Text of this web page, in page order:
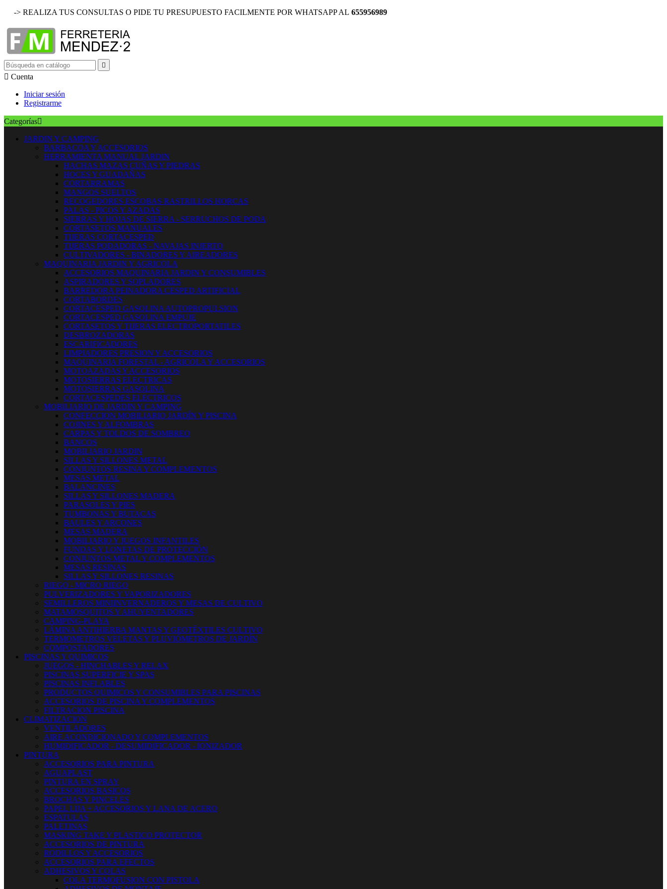
-> REALIZA TUS CONSULTAS O PIDE TU PRESUPUESTO FACILMENTE POR WHATSAPP AL 655956989

 Cuenta
Iniciar sesión
Registrarme
Categorías
JARDIN Y CAMPING
BARBACOA Y ACCESORIOS
HERRAMIENTA MANUAL JARDIN
HACHAS MAZAS CUÑAS Y PIEDRAS
HOCES Y GUADAÑAS
CORTARRAMAS
MANGOS SUELTOS
RECOGEDORES ESCOBAS RASTRILLOS HORCAS
PALAS - PICOS Y AZADAS
SIERRAS Y HOJAS DE SIERRA - SERRUCHOS DE PODA
CORTASETOS MANUALES
TIJERAS CORTACESPED
TIJERAS PODADORAS - NAVAJAS INJERTO
CULTIVADORES - BINADORES Y AIREADORES
MAQUINARIA JARDIN Y AGRICOLA
ACCESORIOS MAQUINARIA JARDIN Y CONSUMIBLES
ASPIRADORES Y SOPLADORES
BARREDORA PEINADORA CESPED ARTIFICIAL
CORTABORDES
CORTACESPED GASOLINA AUTOPROPULSION
CORTACESPED GASOLINA EMPUJE
CORTASETOS Y TIJERAS ELECTROPORTATILES
DESBROZADORAS
ESCARIFICADORES
LIMPIADORES PRESION Y ACCESORIOS
MAQUINARIA FORESTAL - AGRICOLA Y ACCESORIOS
MOTOAZADAS Y ACCESORIOS
MOTOSIERRAS ELECTRICAS
MOTOSIERRAS GASOLINA
CORTACESPEDES ELECTRICOS
MOBILIARIO DE JARDIN Y CAMPING
CONFECCION MOBILIARIO JARDÍN Y PISCINA
COJINES Y ALFOMBRAS
CARPAS Y TOLDOS DE SOMBREO
BANCOS
MOBILIARIO JARDIN
SILLAS Y SILLONES METAL
CONJUNTOS RESINA Y COMPLEMENTOS
MESAS METAL
BALANCINES
SILLAS Y SILLONES MADERA
PARASOLES Y PIES
TUMBONAS Y BUTACAS
BAULES Y ARCONES
MESAS MADERA
MOBILIARIO Y JUEGOS INFANTILES
FUNDAS Y LONETAS DE PROTECCIÓN
CONJUNTOS METAL Y COMPLEMENTOS
MESAS RESINAS
SILLAS Y SILLONES RESINAS
RIEGO - MICRO RIEGO
PULVERIZADORES Y VAPORIZADORES
SEMILLEROS MINIINVERNADEROS Y MESAS DE CULTIVO
MATAMOSQUITOS Y AHUYENTADORES
CAMPING-PLAYA
LÁMINA ANTIHIERBA MANTAS Y GEOTÉXTILES CULTIVO
TERMOMETROS VELETAS Y PLUVIÓMETROS DE JARDÍN
COMPOSTADORES
PISCINAS Y QUIMICOS
JUEGOS - HINCHABLES Y RELAX
PISCINAS SUPERFICIE Y SPAS
PISCINAS INFLABLES
PRODUCTOS QUIMICOS Y CONSUMIBLES PARA PISCINAS
ACCESORIOS DE PISCINA Y COMPLEMENTOS
FILTRACION PISCINA
CLIMATIZACION
VENTILADORES
AIRE ACONDICIONADO Y COMPLEMENTOS
HUMIDIFICADOR - DESUMIDIFICADOR - IONIZADOR
PINTURA
ACCESORIOS PARA PINTURA
AGUAPLAST
PINTURA EN SPRAY
ACCESORIOS BASICOS
BROCHAS Y PINCELES
PAPEL LIJA + ACCESORIOS Y LANA DE ACERO
ESPATULAS
PALETINAS
MASKING TAKE Y PLASTICO PROTECTOR
ACCESORIOS DE PINTURA
RODILLOS Y ACCESORIOS
ACCESORIOS PARA EFECTOS
ADHESIVOS Y COLAS
COLA TERMOFUSION CON PISTOLA